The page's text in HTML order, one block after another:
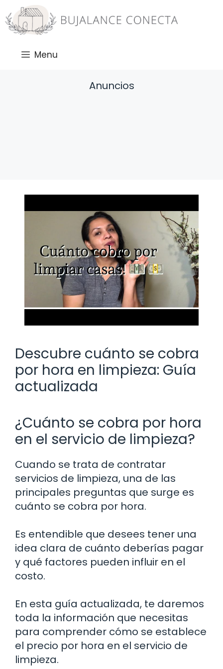
Saltar
al
contenido
Menu
Anuncios
Descubre cuánto se cobra
por hora en limpieza: Guía
actualizada
¿Cuánto se cobra por hora
en el servicio de limpieza?
Cuando se trata de contratar
servicios de limpieza, una de las
principales preguntas que surge es
cuánto se cobra por hora.
Es entendible que desees tener una
idea clara de cuánto deberías pagar
y qué factores pueden influir en el
costo.
En esta guía actualizada, te daremos
toda la información que necesitas
para comprender cómo se establece
el precio por hora en el servicio de
limpieza.